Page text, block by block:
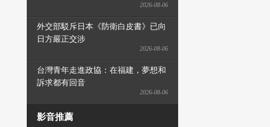
2026-08-06
外交部駁斥日本《防衛白皮書》已向
日方嚴正交涉
2026-08-06
台灣青年走進政協：在福建，夢想和
訴求都有回音
2026-08-06
影音推薦